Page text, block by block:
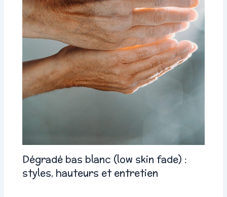
Dégradé bas blanc (low skin fade) :
styles, hauteurs et entretien